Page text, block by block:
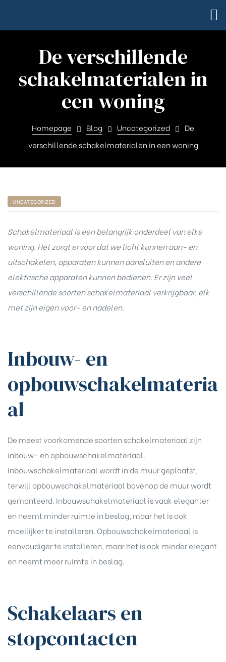
De verschillende
schakelmaterialen in
een woning
Homepage Blog Uncategorized
De
verschillende schakelmaterialen in een woning
UNCATEGORIZED
Schakelmateriaal is een belangrijk onderdeel van elke
woning. Het zorgt ervoor dat we licht kunnen aan- en
uitschakelen, apparaten kunnen aansluiten en andere
elektrische apparaten kunnen bedienen. Er zijn veel
verschillende soorten schakelmateriaal verkrijgbaar, elk
met zijn eigen voor- en nadelen.
Inbouw- en
opbouwschakelmateria
al
De meest voorkomende soorten schakelmateriaal zijn
inbouw- en opbouwschakelmateriaal.
Inbouwschakelmateriaal wordt in de muur geplaatst,
terwijl opbouwschakelmateriaal bovenop de muur wordt
gemonteerd. Inbouwschakelmateriaal is vaak eleganter
en neemt minder ruimte in beslag, maar het is ook
moeilijker te installeren. Opbouwschakelmateriaal is
eenvoudiger te installeren, maar het is ook minder elegant
en neemt meer ruimte in beslag.
Schakelaars en
stopcontacten